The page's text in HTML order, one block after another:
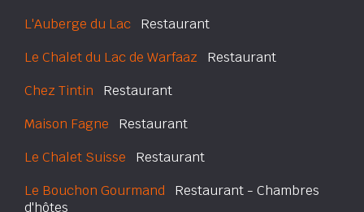
L'Auberge du Lac Restaurant
Le Chalet du Lac de Warfaaz Restaurant
Chez Tintin Restaurant
Maison Fagne Restaurant
Le Chalet Suisse Restaurant
Le Bouchon Gourmand Restaurant - Chambres
d'hôtes